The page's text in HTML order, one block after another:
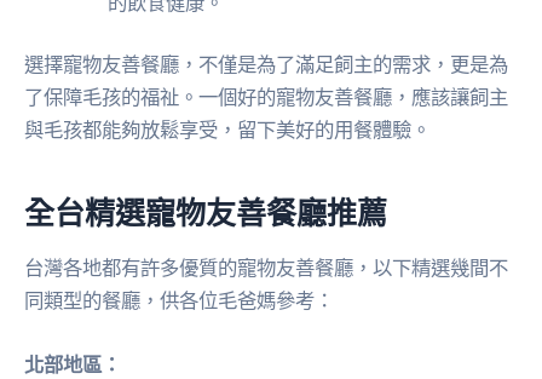
選擇寵物友善餐廳，不僅是為了滿足飼主的需求，更是為
了保障毛孩的福祉。一個好的寵物友善餐廳，應該讓飼主
與毛孩都能夠放鬆享受，留下美好的用餐體驗。
全台精選寵物友善餐廳推薦
台灣各地都有許多優質的寵物友善餐廳，以下精選幾間不
同類型的餐廳，供各位毛爸媽參考：
北部地區：